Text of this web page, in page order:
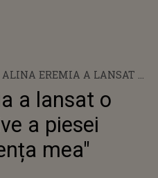
ALINA EREMIA A LANSAT O
VERSIUNE LIVE A PIESEI
"DEPENDENȚA MEA"
a lansat o
a piesei
mea"